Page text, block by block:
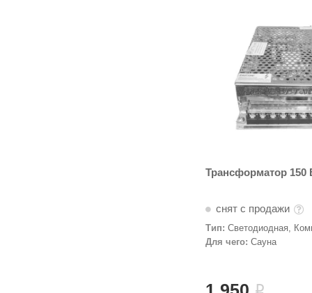
Трансформатор 150
снят с продажи
Тип: Светодиодная,
Трансформаторы
Для чего: Сауна
i